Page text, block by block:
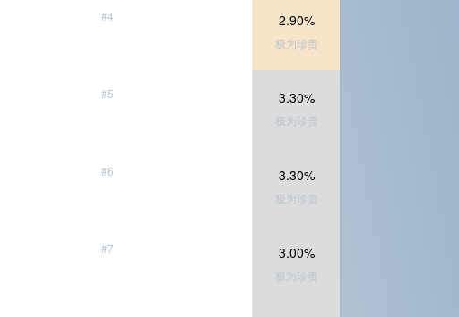
#4 2.90%
极为珍贵
#5 3.30%
极为珍贵
#6 3.30%
极为珍贵
#7 3.00%
极为珍贵